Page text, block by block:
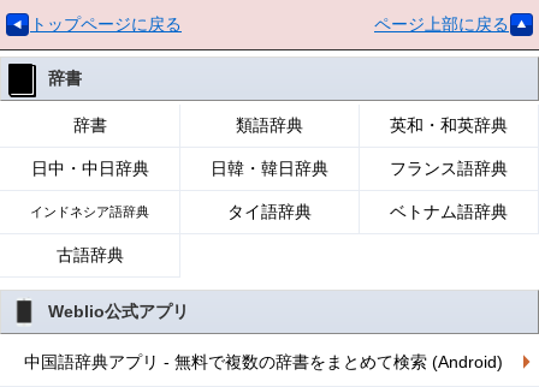
トップページに戻る ページ上部に戻る
辞書
辞書 類語辞典 英和・和英辞典
日中・中日辞典 日韓・韓日辞典 フランス語辞典
インドネシア語辞典 タイ語辞典 ベトナム語辞典
古語辞典
Weblio公式アプリ
中国語辞典アプリ - 無料で複数の辞書をまとめて検索 (Android)